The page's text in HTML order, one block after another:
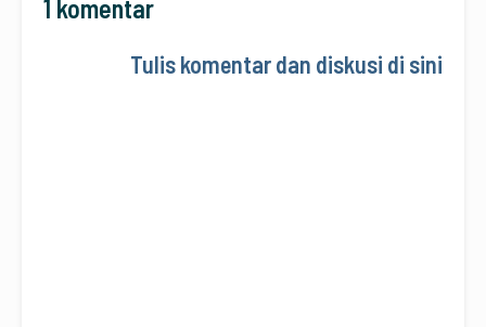
1 komentar
Tulis komentar dan diskusi di sini